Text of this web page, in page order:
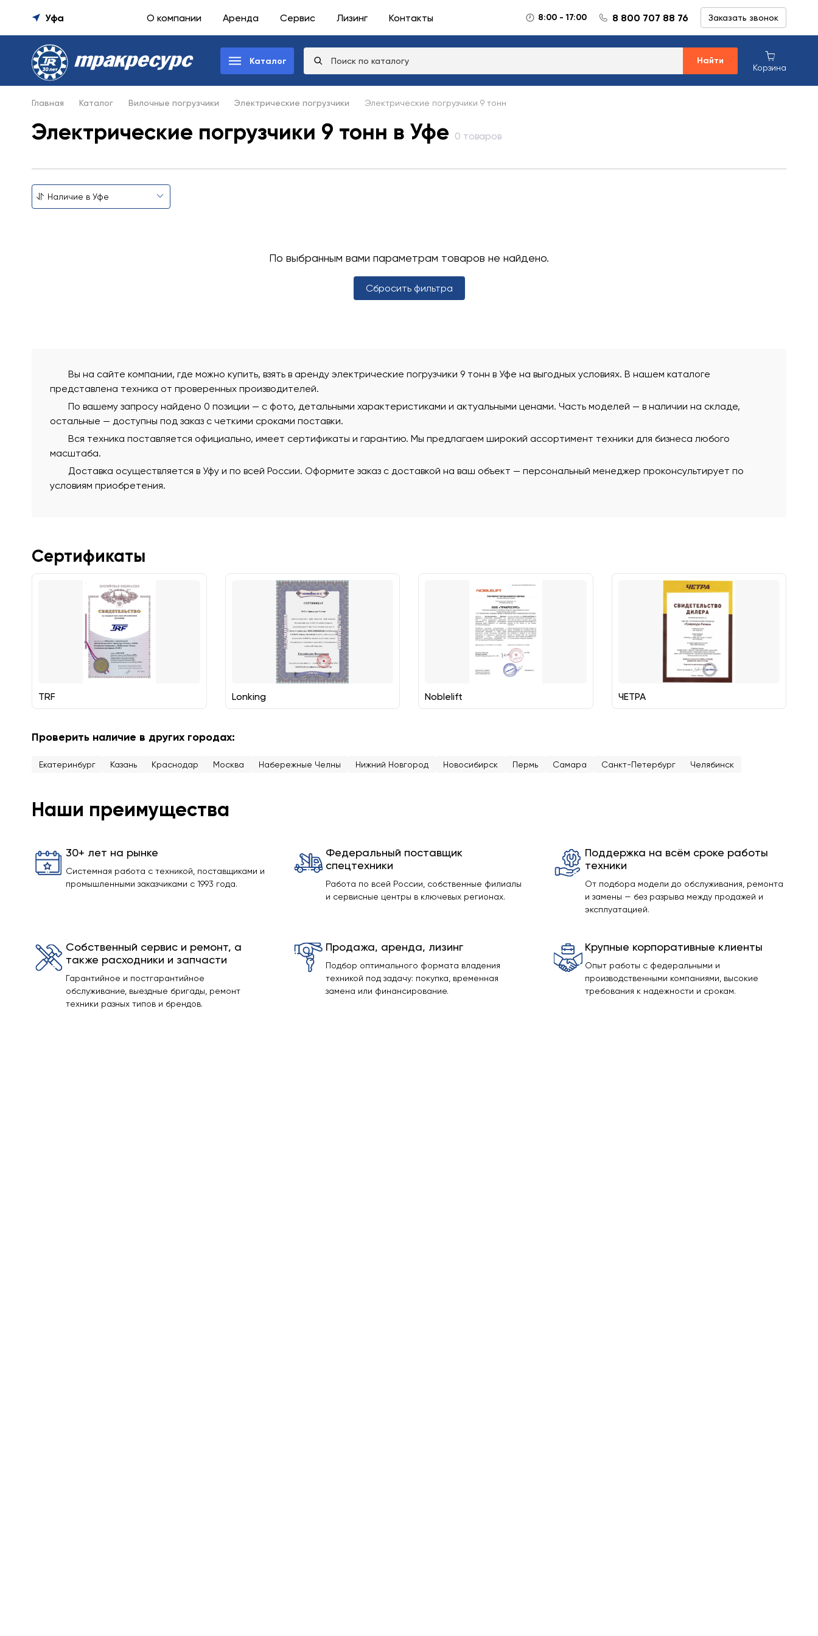
Уфа О компании Аренда Сервис Лизинг Контакты 8:00 - 17:00 8 800 707 88 76 Заказать звонок
Каталог Найти
Корзина
Главная Каталог Вилочные погрузчики Электрические погрузчики Электрические погрузчики 9 тонн
Электрические погрузчики 9 тонн в Уфе 0 товаров
По выбранным вами параметрам товаров не найдено.
Сбросить фильтра
Вы на сайте компании, где можно купить, взять в аренду электрические погрузчики 9 тонн в Уфе на выгодных условиях. В нашем каталоге
представлена техника от проверенных производителей.
По вашему запросу найдено 0 позиции — с фото, детальными характеристиками и актуальными ценами. Часть моделей — в наличии на складе,
остальные — доступны под заказ с четкими сроками поставки.
Вся техника поставляется официально, имеет сертификаты и гарантию. Мы предлагаем широкий ассортимент техники для бизнеса любого
масштаба.
Доставка осуществляется в Уфу и по всей России. Оформите заказ с доставкой на ваш объект — персональный менеджер проконсультирует по
условиям приобретения.
Сертификаты
TRF Lonking Noblelift ЧЕТРА
Проверить наличие в других городах:
Екатеринбург Казань Краснодар Москва Набережные Челны Нижний Новгород Новосибирск Пермь Самара Санкт-Петербург Челябинск
Наши преимущества
30+ лет на рынке
Системная работа с техникой, поставщиками и
промышленными заказчиками с 1993 года.
Федеральный поставщик
спецтехники
Работа по всей России, собственные филиалы
и сервисные центры в ключевых регионах.
Поддержка на всём сроке работы
техники
От подбора модели до обслуживания, ремонта
и замены — без разрыва между продажей и
эксплуатацией.
Собственный сервис и ремонт, а
также расходники и запчасти
Гарантийное и постгарантийное
обслуживание, выездные бригады, ремонт
техники разных типов и брендов.
Продажа, аренда, лизинг
Подбор оптимального формата владения
техникой под задачу: покупка, временная
замена или финансирование.
Крупные корпоративные клиенты
Опыт работы с федеральными и
производственными компаниями, высокие
требования к надежности и срокам.